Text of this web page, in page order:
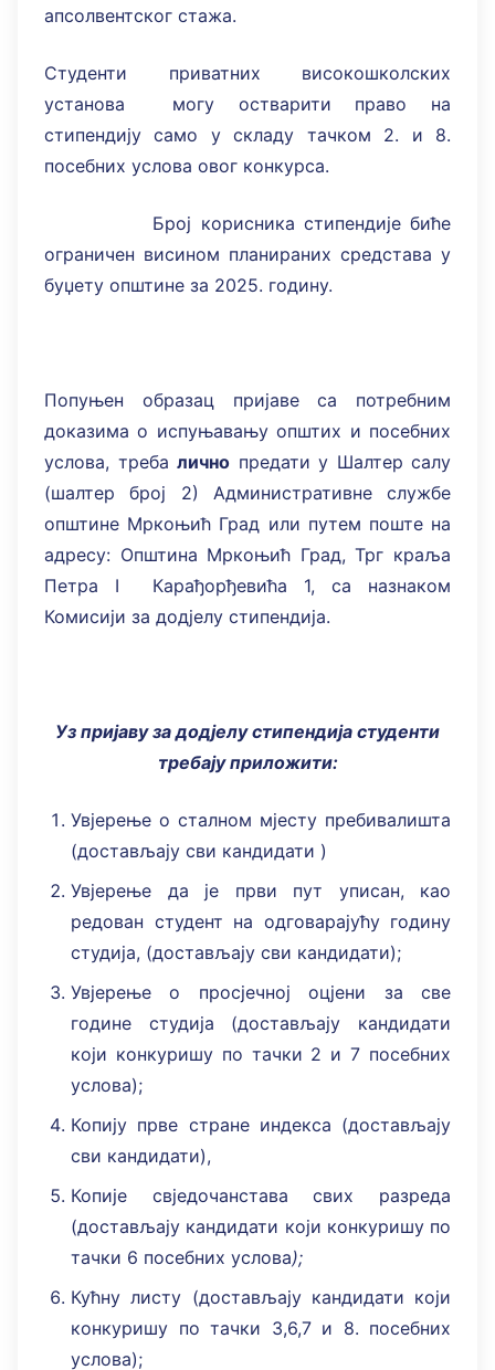
апсолвентског стажа.
Студенти приватних високошколских
установа могу остварити право на
стипендију само у складу тачком 2. и 8.
посебних услова овог конкурса.
Број корисника стипендије биће
ограничен висином планираних средстава у
буџету општине за 2025. годину.
Попуњен образац пријаве са потребним
доказима о испуњавању општих и посебних
услова, треба лично предати у Шалтер салу
(шалтер број 2) Административне службе
општине Мркоњић Град или путем поште на
адресу: Општина Мркоњић Град, Трг краља
Петра I Карађорђевића 1, са назнаком
Комисији за додјелу стипендија.
Уз пријаву за додјелу стипендија студенти
требају приложити:
Увјерење о сталном мјесту пребивалишта
(достављају сви кандидати )
Увјерење да је први пут уписан, као
редован студент на одговарајућу годину
студија, (достављају сви кандидати);
Увјерење о просјечној оцјени за све
године студија (достављају кандидати
који конкуришу по тачки 2 и 7 посебних
услова);
Копију прве стране индекса (достављају
сви кандидати),
Копије свједочанстава свих разреда
(достављају кандидати који конкуришу по
тачки 6 посебних услова);
Кућну листу (достављају кандидати који
конкуришу по тачки 3,6,7 и 8. посебних
услова);